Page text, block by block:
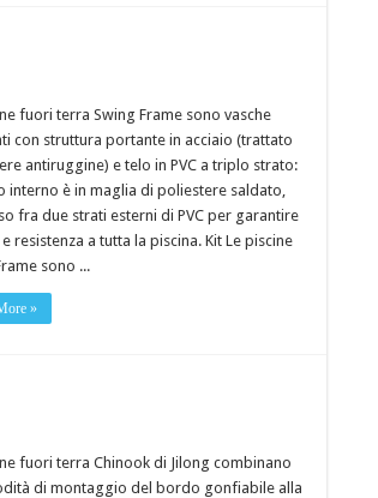
fuori terra Swing Frame sono vasche
con struttura portante in acciaio (trattato
antiruggine) e telo in PVC a triplo strato:
interno è in maglia di poliestere saldato,
fra due strati esterni di PVC per garantire
resistenza a tutta la piscina. Kit Le piscine
sono ...
»
fuori terra Chinook di Jilong combinano
di montaggio del bordo gonfiabile alla